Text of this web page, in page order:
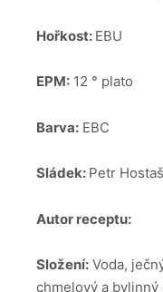
Hořkost: EBU
EPM: 12 ° plato
Barva: EBC
Sládek: Petr Hostaš
Autor receptu:
Složení: Voda,
chmelový a bylinný